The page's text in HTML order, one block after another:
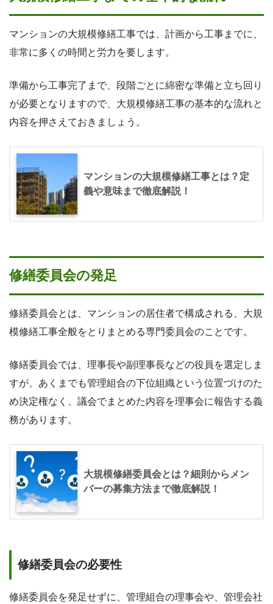
マンションの大規模修繕工事では、計画から工事までに、
非常に多くの時間と労力を要します。
準備から工事完了まで、段階ごとに綿密な準備と立ち回り
が必要となりますので、大規模修繕工事の基本的な流れと
内容を押さえておきましょう。
マンションの大規模修繕工事とは？定
義や意味まで徹底解説！
修繕委員会の発足
修繕委員会とは、マンションの居住者で構成される、大規
模修繕工事全般をとりまとめる専門委員会のことです。
修繕委員会では、理事長や副理事長などの役員を選定しま
すが、あくまでも管理組合の下位組織という位置づけのた
め決定権なく、議会でまとめた内容を理事会に報告する義
務があります。
大規模修繕委員会とは？細則からメン
バーの募集方法まで徹底解説！
修繕委員会の必要性
修繕委員会を発足せずに、管理組合の理事会や、管理会社